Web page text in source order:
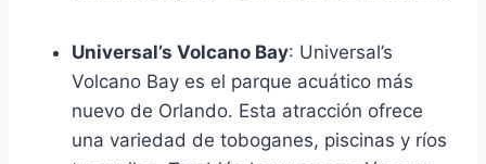
Universal’s Volcano Bay: Universal’s
Volcano Bay es el parque acuático más
nuevo de Orlando. Esta atracción ofrece
una variedad de toboganes, piscinas y ríos